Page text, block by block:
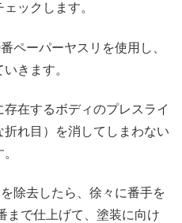
ックします。
ペーパーヤスリを使用し、
きます。
在するボディのプレスライ
れ目）を消してしまわない
除去したら、徐々に番手を
まで仕上げて、塗装に向け